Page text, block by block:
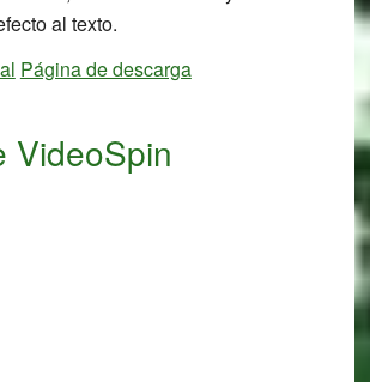
al texto.
Página de descarga
VideoSpin